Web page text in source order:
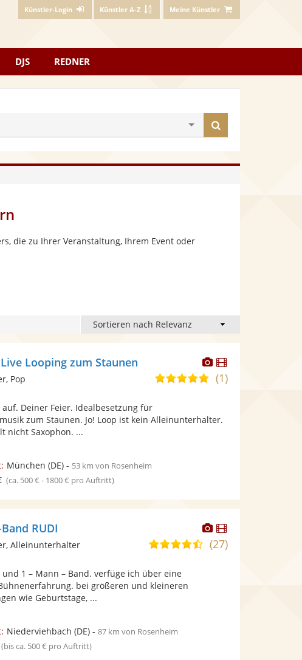
Künstler-Login Künstler A-Z Meine Künstler
DJS REDNER
finden
die zu Ihrer Veranstaltung, Ihrem Event oder
Dieser
Künstler
stellt
Dieser
Künstler
Looping zum Staunen
5,0
Sternen
(1)
Pop
auf. Deiner Feier. Idealbesetzung für
zum Staunen. Jo! Loop ist kein Alleinunterhalter.
nicht Saxophon. ...
München (DE)- 53 km von Rosenheim
(ca. 500 € - 1800 € pro Auftritt)
Dieser
Künstler
stellt
Dieser
Künstler
RUDI
4,7(27)
Alleinunterhalter
und 1 – Mann – Band. verfüge ich über eine
bei größeren und kleineren
wie Geburtstage, ...
Niederviehbach (DE)- 87 km von Rosenheim
(bis ca. 500 € pro Auftritt)